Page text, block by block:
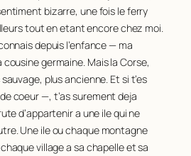
bizarre, une fois le ferry
tout en etant encore chez moi.
depuis l’enfance — ma
germaine. Mais la Corse,
plus ancienne. Et si t’es
coeur —, t’as surement deja
d’appartenir a une ile qui ne
Une ile ou chaque montagne
village a sa chapelle et sa